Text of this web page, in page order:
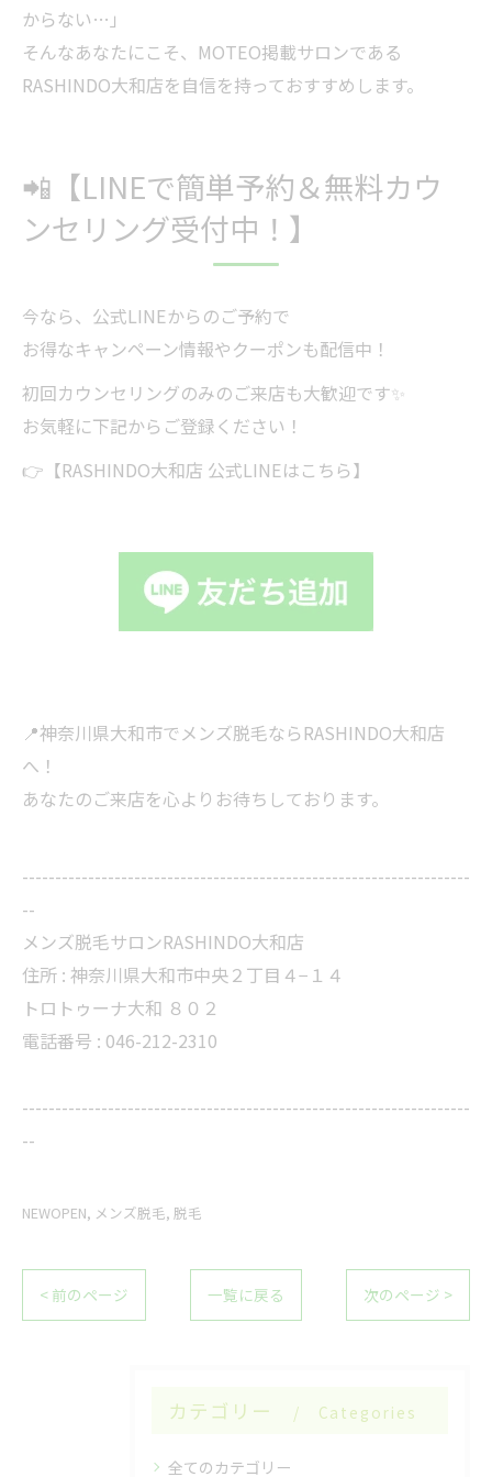
からない…」
そんなあなたにこそ、MOTEO掲載サロンである
RASHINDO大和店を自信を持っておすすめします。
📲【LINEで簡単予約＆無料カウ
ンセリング受付中！】
今なら、公式LINEからのご予約で
お得なキャンペーン情報やクーポンも配信中！
初回カウンセリングのみのご来店も大歓迎です✨
お気軽に下記からご登録ください！
👉【RASHINDO大和店 公式LINEはこちら】
📍神奈川県大和市でメンズ脱毛ならRASHINDO大和店
へ！
あなたのご来店を心よりお待ちしております。
--------------------------------------------------------------------
--
メンズ脱毛サロンRASHINDO大和店
住所 : 神奈川県大和市中央２丁目４−１４
トロトゥーナ大和 ８０２
電話番号 : 046-212-2310
--------------------------------------------------------------------
--
NEWOPEN メンズ脱毛 脱毛
< 前のページ 一覧に戻る 次のページ >
カテゴリー Categories
全てのカテゴリー